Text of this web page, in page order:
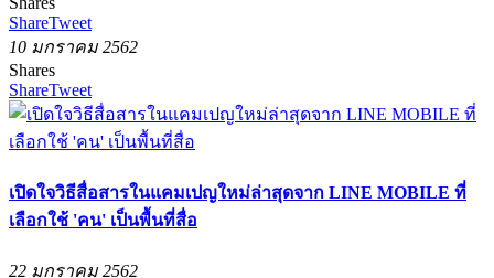
ShareTweet
10 มกราคม 2562
Shares
ShareTweet
เปิดใจวิธีสื่อสารในแคมเปญใหม่ล่าสุดจาก LINE MOBILE ที่
เลือกใช้ 'คน' เป็นพื้นที่สื่อ
22 มกราคม 2562